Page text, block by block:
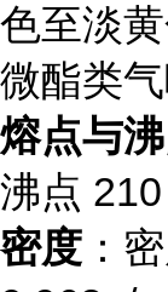
色至淡
微酯类气
熔点与
沸点
密度 ：